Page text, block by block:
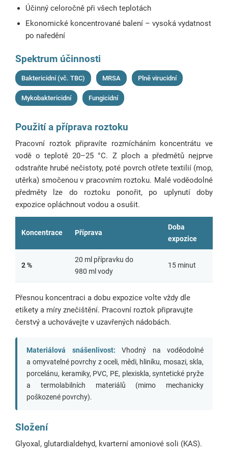
Účinný celoročně při všech teplotách
Ekonomické koncentrované balení – vysoká vydatnost
po naředění
Spektrum účinnosti
Baktericidní (vč. TBC) MRSA Plně virucidní
Mykobaktericidní Fungicidní
Použití a příprava roztoku
Pracovní roztok připravíte rozmícháním koncentrátu ve
vodě o teplotě 20–25 °C. Z ploch a předmětů nejprve
odstraňte hrubé nečistoty, poté povrch otřete textilií (mop,
utěrka) smočenou v pracovním roztoku. Malé voděodolné
předměty lze do roztoku ponořit, po uplynutí doby
expozice opláchnout vodou a osušit.
Koncentrace Příprava
Doba
expozice
2 %
20 ml přípravku do
980 ml vody
15 minut
Přesnou koncentraci a dobu expozice volte vždy dle
etikety a míry znečištění. Pracovní roztok připravujte
čerstvý a uchovávejte v uzavřených nádobách.
Materiálová snášenlivost: Vhodný na voděodolné
a omyvatelné povrchy z oceli, mědi, hliníku, mosazi, skla,
porcelánu, keramiky, PVC, PE, plexiskla, syntetické pryže
a termolabilních materiálů (mimo mechanicky
poškozené povrchy).
Složení
Glyoxal, glutardialdehyd, kvarterní amoniové soli (KAS).